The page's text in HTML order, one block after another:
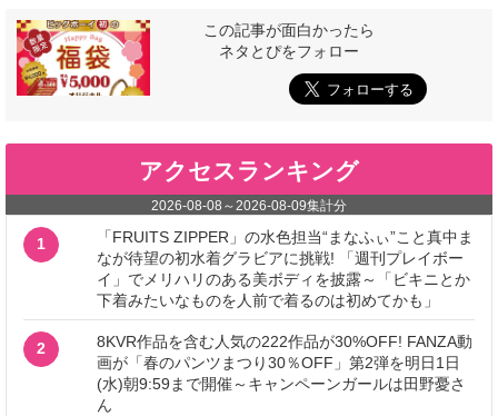
この記事が面白かったら
ネタとぴをフォロー
アクセスランキング
2026-08-08 ～2026-08-09集計分
1
「FRUITS ZIPPER」の水色担当“まなふぃ”こと真中ま
なが待望の初水着グラビアに挑戦! 「週刊プレイボー
イ」でメリハリのある美ボディを披露～「ビキニとか
下着みたいなものを人前で着るのは初めてかも」
2
8KVR作品を含む人気の222作品が30%OFF! FANZA動
画が「春のパンツまつり30％OFF」第2弾を明日1日
(水)朝9:59まで開催～キャンペーンガールは田野憂さ
ん